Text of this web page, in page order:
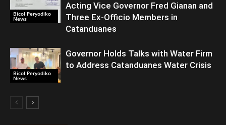
Bicol Peryodiko
News
Acting Vice Governor Fred Gianan and
Three Ex-Officio Members in
Catanduanes
Bicol Peryodiko
News
Governor Holds Talks with Water Firm
to Address Catanduanes Water Crisis